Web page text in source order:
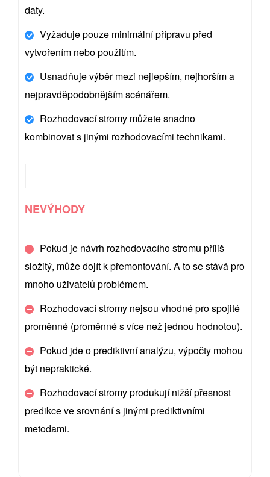
daty.
Vyžaduje pouze minimální přípravu před
vytvořením nebo použitím.
Usnadňuje výběr mezi nejlepším, nejhorším a
nejpravděpodobnějším scénářem.
Rozhodovací stromy můžete snadno
kombinovat s jinými rozhodovacími technikami.
NEVÝHODY
Pokud je návrh rozhodovacího stromu příliš
složitý, může dojít k přemontování. A to se stává pro
mnoho uživatelů problémem.
Rozhodovací stromy nejsou vhodné pro spojité
proměnné (proměnné s více než jednou hodnotou).
Pokud jde o prediktivní analýzu, výpočty mohou
být nepraktické.
Rozhodovací stromy produkují nižší přesnost
predikce ve srovnání s jinými prediktivními
metodami.